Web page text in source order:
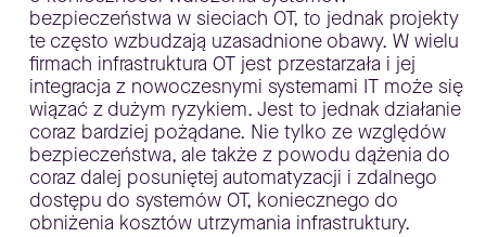
bezpieczeństwa w sieciach OT, to jednak projekty
te często wzbudzają uzasadnione obawy. W wielu
firmach infrastruktura OT jest przestarzała i jej
integracja z nowoczesnymi systemami IT może się
wiązać z dużym ryzykiem. Jest to jednak działanie
coraz bardziej pożądane. Nie tylko ze względów
bezpieczeństwa, ale także z powodu dążenia do
coraz dalej posuniętej automatyzacji i zdalnego
dostępu do systemów OT, koniecznego do
obniżenia kosztów utrzymania infrastruktury.